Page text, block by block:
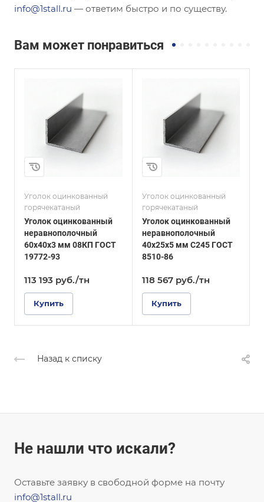
info@1stall.ru — ответим быстро и по существу.
Вам может понравиться
Уголок оцинкованный
горячекатаный
Уголок оцинкованный
неравнополочный
60х40х3 мм 08КП ГОСТ
19772-93
113 193 руб./тн
Купить
Неравнополочны
й
Высота, мм
25
С245
ГОСТ, ТУ
ГОСТ 8510-86
Покрытие
Оцинкованное
Уголок оцинкованный
горячекатаный
Уголок оцинкованный
неравнополочный
40х25х5 мм С245 ГОСТ
8510-86
118 567 руб./тн
Купить
Равнополочный
Высота, мм
220
Толщина, мм
ГОСТ, ТУ
ГОСТ 8509-93
Покрытие
Оцинкованное
Назад к списку
Не нашли что искали?
Оставьте заявку в свободной форме на почту
info@1stall.ru